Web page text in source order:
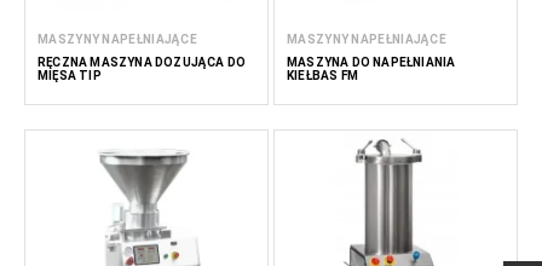
MASZYNY NAPEŁNIAJĄCE
RĘCZNA MASZYNA DOZUJĄCA DO
MIĘSA TIP
MASZYNY NAPEŁNIAJĄCE
MASZYNA DO NAPEŁNIANIA
KIEŁBAS FM